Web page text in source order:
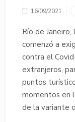
16/09/2021
Río de
comenzó a
contra el
extranjeros,
puntos
momentos en
de la variante